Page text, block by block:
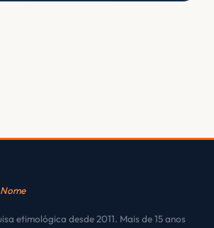
etimológica desde 2011. Mais de 15 anos